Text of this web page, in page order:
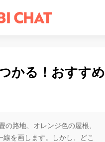
かる！おすすめ
路地、オレンジ色の屋根、
を画します。しかし、どこ